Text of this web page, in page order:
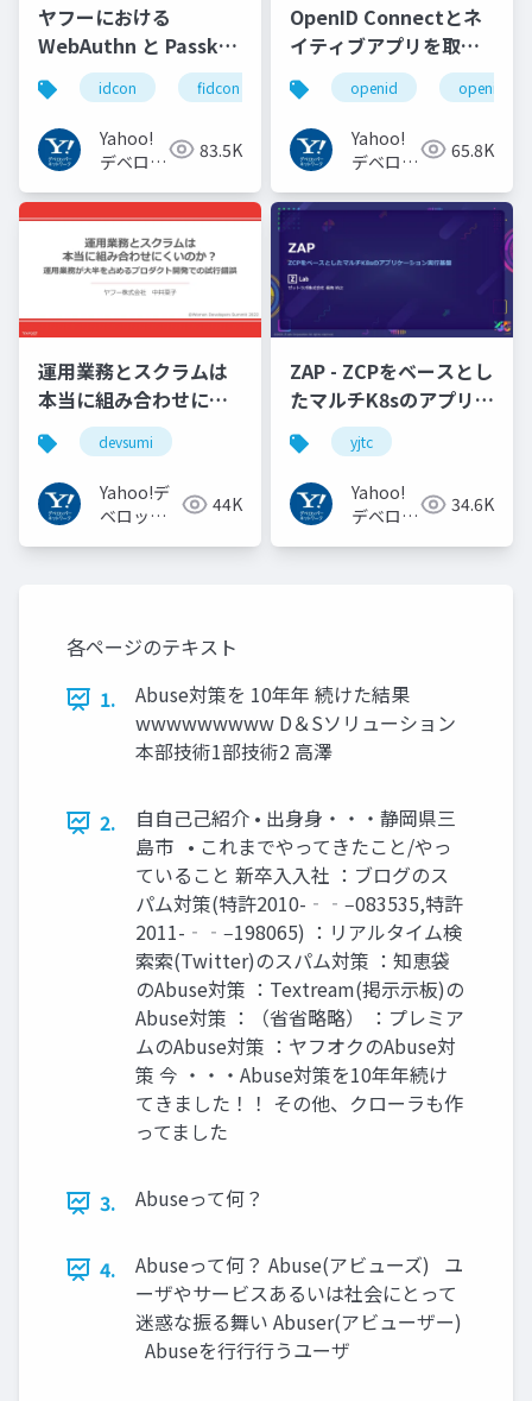
ヤフーにおける
WebAuthn と Passkey
の UX の紹介と考察
#idcon #fidcon
idcon fidcon
Yahoo!
デベロッ
トワーク
83.5K
OpenID Connectとネ
イティブアプリを取り
巻く仕様と動向 Yahoo!
JAPANの取り組み
#openid
#openid_tokyo
openid
Yahoo!
デベロッ
トワーク
65.8K
運用業務とスクラムは
本当に組み合わせにく
いのか︖運用業務が大
半を占めるプロダクト
開発での試行錯誤
devsumi
Yahoo!デ
ベロッパ
44K
ZAP - ZCPをベースとし
たマルチK8sのアプリケ
ーション実行基盤
#YJTC / YJTC21 B-3
yjtc
Yahoo!
デベロッ
34.6K
各ページのテキスト
1.
Abuse対策を 10年年 続けた結果
wwwwwwwww D＆Sソリューション
本部技術1部技術2 高澤
2.
⾃自⼰己紹介 • 出⾝身・・・静岡県三
島市 • これまでやってきたこと/やっ
ていること 新卒⼊入社 ：ブログのス
パム対策(特許2010-‐‑‒083535,特許
2011-‐‑‒198065) ：リアルタイム検
索索(Twitter)のスパム対策 ：知恵袋
のAbuse対策 ：Textream(掲⽰示板)の
Abuse対策 ：（省省略略） ：プレミア
ムのAbuse対策 ：ヤフオクのAbuse対
策 今 ・・・Abuse対策を10年年続け
てきました！！ その他、クローラも作
ってました
3. Abuseって何？
4.
Abuseって何？ Abuse(アビューズ) ユ
ーザやサービスあるいは社会にとって
迷惑な振る舞い Abuser(アビューザー)
Abuseを⾏行行うユーザ